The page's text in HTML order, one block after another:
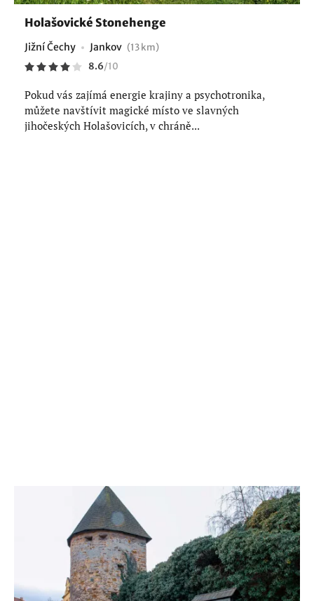
Holašovické Stonehenge
Jižní Čechy Jankov (13 km)
8.6/10
Pokud vás zajímá energie krajiny a psychotronika,
můžete navštívit magické místo ve slavných
jihočeských Holašovicích, v chráně...